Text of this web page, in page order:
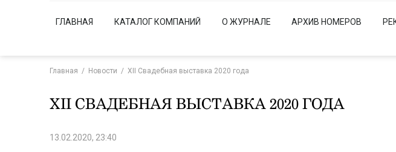
ГЛАВНАЯ КАТАЛОГ КОМПАНИЙ О ЖУРНАЛЕ АРХИВ НОМЕРОВ
Главная / Новости / XII Свадебная выставка 2020 года
XII СВАДЕБНАЯ ВЫСТАВКА 2020 ГОДА
13.02.2020, 23:40